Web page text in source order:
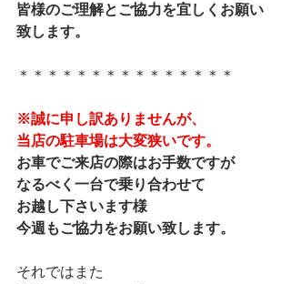
皆様のご理解とご協力を宜しくお願い
致します。
＊＊＊＊＊＊＊＊＊＊＊＊＊＊＊
※誠に申し訳ありませんが、
当店の駐車場は大変狭いです。
お車でご来店の際はお手数ですが
なるべく一台で乗り合わせて
お越し下さいます様
今週もご協力をお願い致します。
それではまた